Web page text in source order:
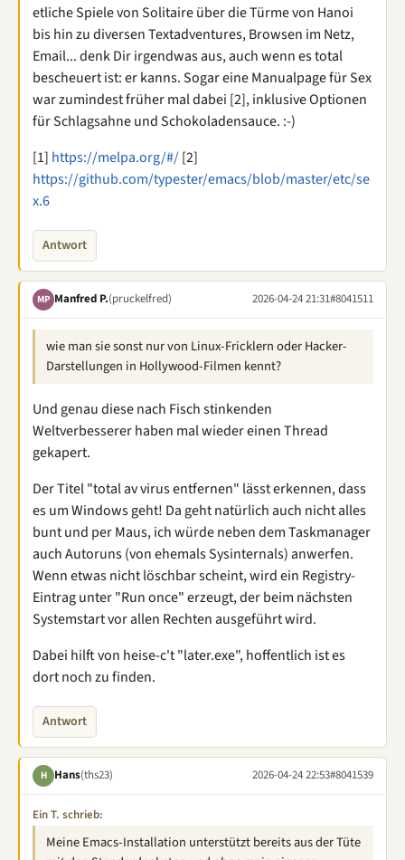
etliche Spiele von Solitaire über die Türme von Hanoi
bis hin zu diversen Textadventures, Browsen im Netz,
Email... denk Dir irgendwas aus, auch wenn es total
bescheuert ist: er kanns. Sogar eine Manualpage für Sex
war zumindest früher mal dabei [2], inklusive Optionen
für Schlagsahne und Schokoladensauce. :-)
[1] https://melpa.org/#/[2]
https://github.com/typester/emacs/blob/master/etc/se
x.6
Antwort
MP Manfred P.(pruckelfred) 2026-04-24 21:31#8041511
wie man sie sonst nur von Linux-Fricklern oder Hacker-
Darstellungen in Hollywood-Filmen kennt?
Und genau diese nach Fisch stinkenden
Weltverbesserer haben mal wieder einen Thread
gekapert.
Der Titel "total av virus entfernen" lässt erkennen, dass
es um Windows geht! Da geht natürlich auch nicht alles
bunt und per Maus, ich würde neben dem Taskmanager
auch Autoruns (von ehemals Sysinternals) anwerfen.
Wenn etwas nicht löschbar scheint, wird ein Registry-
Eintrag unter "Run once" erzeugt, der beim nächsten
Systemstart vor allen Rechten ausgeführt wird.
Dabei hilft von heise-c't "later.exe", hoffentlich ist es
dort noch zu finden.
Antwort
H Hans(ths23) 2026-04-24 22:53#8041539
Ein T. schrieb:
Meine Emacs-Installation unterstützt bereits aus der Tüte